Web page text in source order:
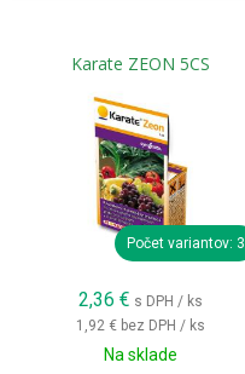
Karate ZEON 5CS
Počet variantov: 3
2,36 € s DPH / ks
1,92 € bez DPH / ks
Na sklade